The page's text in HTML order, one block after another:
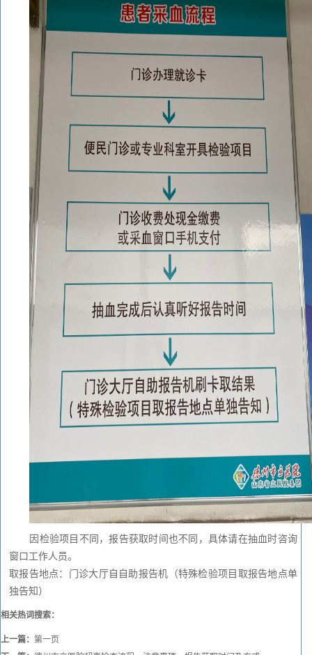
因检验项目不同，报告获取时间也不同，具体请在抽血时咨询
窗口工作人员。
取报告地点：门诊大厅自自助报告机（特殊检验项目取报告地点单
独告知）
相关热词搜索：
上一篇： 第一页